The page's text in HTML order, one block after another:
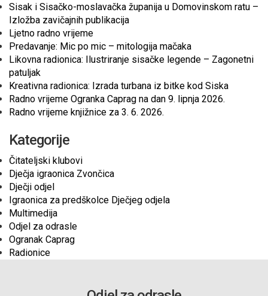
Sisak i Sisačko-moslavačka županija u Domovinskom ratu –
Izložba zavičajnih publikacija
Ljetno radno vrijeme
Predavanje: Mic po mic – mitologija mačaka
Likovna radionica: Ilustriranje sisačke legende – Zagonetni
patuljak
Kreativna radionica: Izrada turbana iz bitke kod Siska
Radno vrijeme Ogranka Caprag na dan 9. lipnja 2026.
Radno vrijeme knjižnice za 3. 6. 2026.
Kategorije
Čitateljski klubovi
Dječja igraonica Zvončica
Dječji odjel
Igraonica za predškolce Dječjeg odjela
Multimedija
Odjel za odrasle
Ogranak Caprag
Radionice